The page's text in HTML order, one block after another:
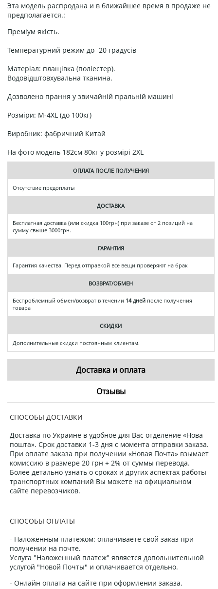
Эта модель распродана и в ближайшее время в продаже не
предполагается.:
Преміум якість.
Температурний режим до -20 градусів
Матеріал: плащівка (поліестер).
Водовідштовхувальна тканина.
Дозволено прання у звичайній пральній машині
Розміри: M-4XL (до 100кг)
Виробник: фабричний Китай
На фото модель 182см 80кг у розмірі 2XL
ОПЛАТА ПОСЛЕ ПОЛУЧЕНИЯ
Отсутствие предоплаты
ДОСТАВКА
Бесплатная доставка (или скидка 100грн) при заказе от 2 позиций на
сумму свыше 3000грн.
ГАРАНТИЯ
Гарантия качества. Перед отправкой все вещи проверяют на брак
ВОЗВРАТ/ОБМЕН
Беспроблемный обмен/возврат в течении 14 дней после получения
товара
СКИДКИ
Дополнительные скидки постоянным клиентам.
Доставка и оплата
Отзывы
СПОСОБЫ ДОСТАВКИ
Доставка по Украине в удобное для Вас отделение «Нова
пошта». Срок доставки 1-3 дня с момента отправки заказа.
При оплате заказа при получении «Новая Почта» взымает
комиссию в размере 20 грн + 2% от суммы перевода.
Более детально узнать о сроках и других аспектах работы
транспортных компаний Вы можете на официальном
сайте перевозчиков.
СПОСОБЫ ОПЛАТЫ
- Наложенным платежом: оплачиваете свой заказ при
получении на почте.
Услуга "Наложенный платеж" является допольнительной
услугой "Новой Почты" и оплачивается отдельно.
- Онлайн оплата на сайте при оформлении заказа.